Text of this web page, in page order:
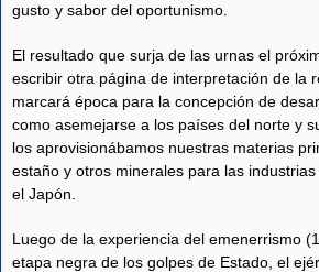
gusto y sabor del oportunismo.
El resultado que surja de las urnas el
escribir otra página de interpretación de la
marcará época para la concepción de
como asemejarse a los países del norte y
los aprovisionábamos nuestras materias
estaño y otros minerales para las
el Japón.
Luego de la experiencia del emenerrismo
etapa negra de los golpes de Estado, el